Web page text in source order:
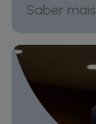
Saber mais